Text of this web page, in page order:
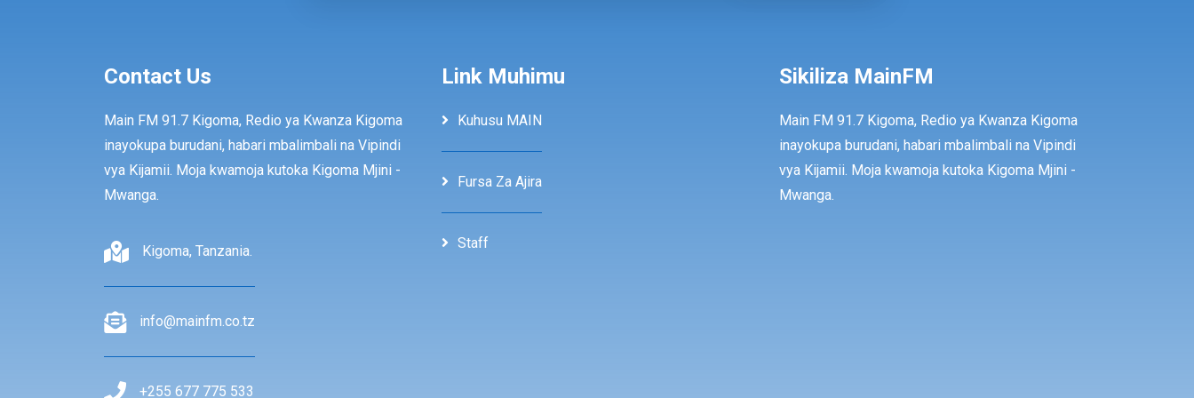
Contact Us
Main FM 91.7 Kigoma, Redio ya Kwanza Kigoma
inayokupa burudani, habari mbalimbali na Vipindi
vya Kijamii. Moja kwamoja kutoka Kigoma Mjini -
Mwanga.
Kigoma, Tanzania.
info@mainfm.co.tz
+255 677 775 533
Link Muhimu
Kuhusu MAIN
Fursa Za Ajira
Staff
Sikiliza MainFM
Main FM 91.7 Kigoma, Redio ya Kwanza Kigoma
inayokupa burudani, habari mbalimbali na Vipindi
vya Kijamii. Moja kwamoja kutoka Kigoma Mjini -
Mwanga.